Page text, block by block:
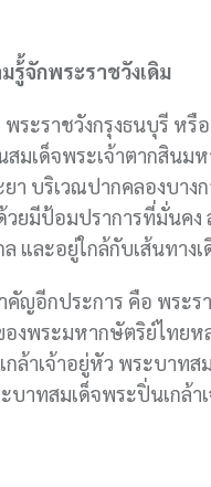
รู้้จักพระราชวังเดิม
ระราชวังกรุงธนบุรี หรื
สมเด็จพระเจ้าตากสินม
ยา บริเวณปากคลองบา
ยมีป้อมปราการที่มั่นคง
ล และอยู่ใกล้กับเส้นทาง
คัญอีกประการ คือ พระร
งพระมหากษัตริย์ไทยห
กล้าเจ้าอยู่หัว พระบาทส
บาทสมเด็จพระปิ่นเกล้า